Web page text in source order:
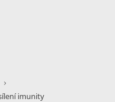
imunity